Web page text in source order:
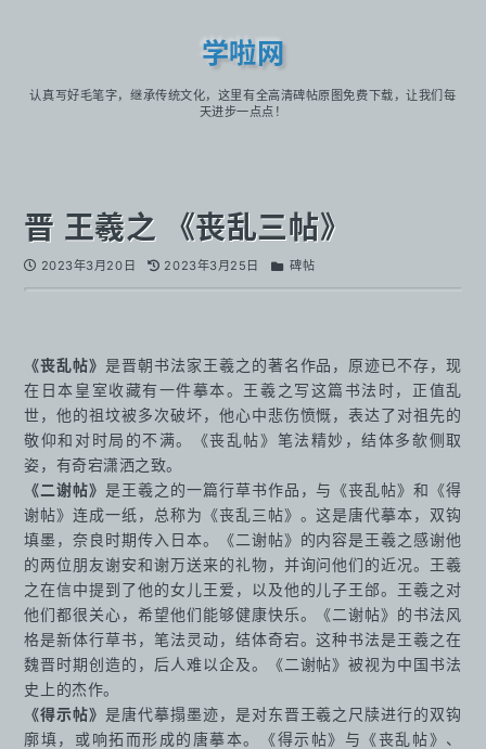
学啦网
认真写好毛笔字，继承传统文化，这里有全高清碑帖原图免费下载，让我们每
天进步一点点！
晋 王羲之 《丧乱三帖》
2023年3月20日 2023年3月25日 碑帖
《丧乱帖》是晋朝书法家王羲之的著名作品，原迹已不存，现
在日本皇室收藏有一件摹本。王羲之写这篇书法时，正值乱
世，他的祖坟被多次破坏，他心中悲伤愤慨，表达了对祖先的
敬仰和对时局的不满。《丧乱帖》笔法精妙，结体多欹侧取
姿，有奇宕潇洒之致。
《二谢帖》是王羲之的一篇行草书作品，与《丧乱帖》和《得
谢帖》连成一纸，总称为《丧乱三帖》。这是唐代摹本，双钩
填墨，奈良时期传入日本。《二谢帖》的内容是王羲之感谢他
的两位朋友谢安和谢万送来的礼物，并询问他们的近况。王羲
之在信中提到了他的女儿王爱，以及他的儿子王邰。王羲之对
他们都很关心，希望他们能够健康快乐。《二谢帖》的书法风
格是新体行草书，笔法灵动，结体奇宕。这种书法是王羲之在
魏晋时期创造的，后人难以企及。《二谢帖》被视为中国书法
史上的杰作。
《得示帖》是唐代摹搨墨迹，是对东晋王羲之尺牍进行的双钩
廓填，或响拓而形成的唐摹本。《得示帖》与《丧乱帖》、